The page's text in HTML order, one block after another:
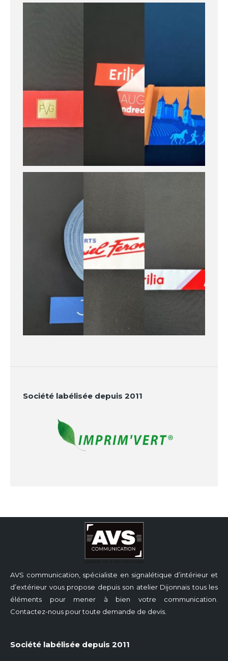
Société labélisée depuis 2011
AVS communication, spécialiste en signalétique d’intérieur et
d’extérieur vous propose depuis son atelier Dijonnais tous les
éléments pour mener à bien votre communication.
Contactez-nous pour toute demande de devis.
Société labélisée depuis 2011